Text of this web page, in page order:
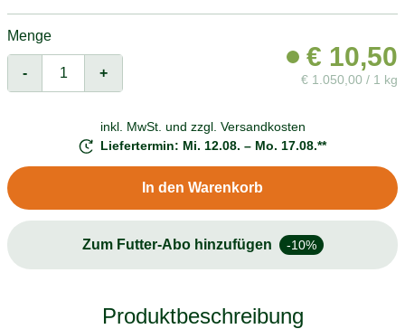
Menge
- +
€ 10,50
€ 1.050,00 / 1 kg
inkl. MwSt. und zzgl. Versandkosten
Liefertermin: Mi. 12.08. – Mo. 17.08.**
In den Warenkorb
Zum Futter-Abo hinzufügen -10%
Produktbeschreibung